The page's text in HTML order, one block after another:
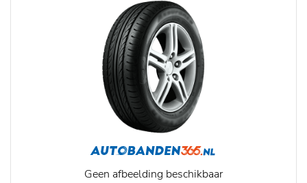
Geen afbeelding beschikbaar